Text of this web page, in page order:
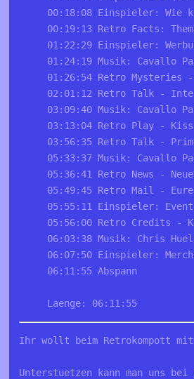
00:18:08 Einspieler: Wie
00:19:13 Retro Facts:
01:22:29 Einspieler:
01:24:19 Musik: Cavallo
01:26:54 Retro Mysteries -
02:01:12 Retro Talk -
03:09:40 Musik: Cavallo
03:13:04 Retro Play -
03:56:35 Retro Talk -
05:33:37 Musik: Cavallo
05:36:41 Retro News -
05:49:45 Retro Mail - Eure
05:55:11 Einspieler:
05:56:00 Retro Credits -
06:03:38 Musik: Chris
06:07:50 Einspieler:
06:11:55 Abspann
Laenge: 06:11:55
Ihr wollt beim Retrokompott
Unterstuetzen kann man uns bei